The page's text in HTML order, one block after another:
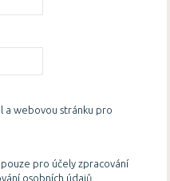
a webovou stránku pro
pro účely zpracování
osobních údajů